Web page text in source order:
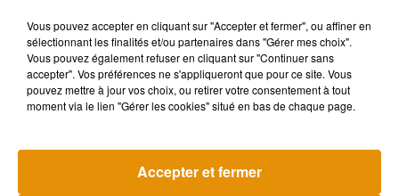
Vous pouvez accepter en cliquant sur "Accepter et fermer", ou affiner en
sélectionnant les finalités et/ou partenaires dans "Gérer mes choix".
Vous pouvez également refuser en cliquant sur "Continuer sans
accepter". Vos préférences ne s'appliqueront que pour ce site. Vous
pouvez mettre à jour vos choix, ou retirer votre consentement à tout
moment via le lien "Gérer les cookies" situé en bas de chaque page.
Accepter et fermer